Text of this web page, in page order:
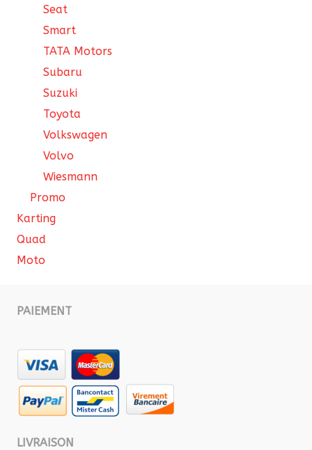
Seat
Smart
TATA Motors
Subaru
Suzuki
Toyota
Volkswagen
Volvo
Wiesmann
Promo
Karting
Quad
Moto
PAIEMENT
LIVRAISON